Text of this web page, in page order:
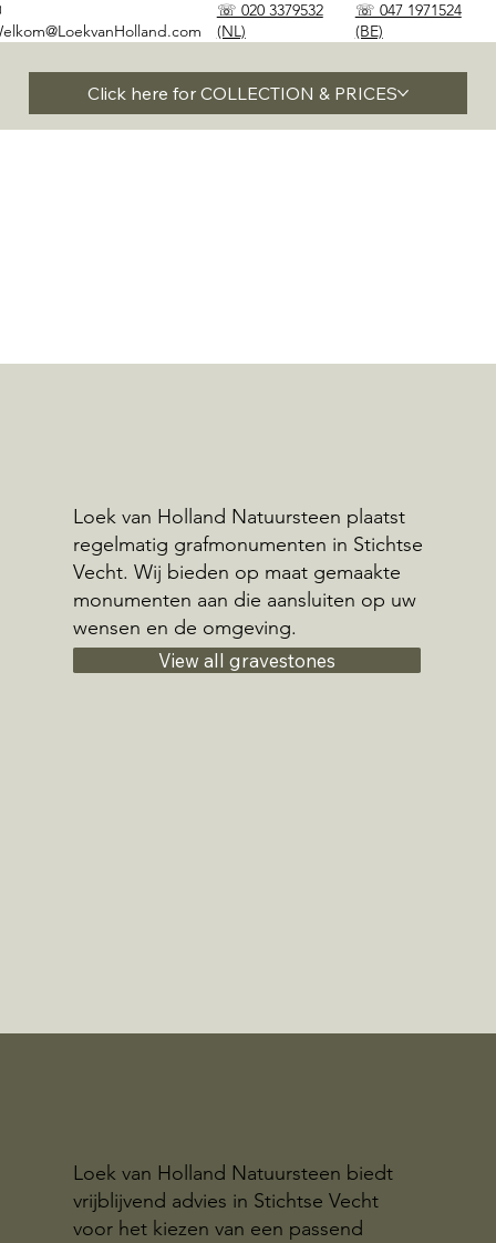
Click here for COLLECTION & PRICES
☏ 020 3379532
(NL)
☏ 047 1971524
(BE)
Loek van Holland Natuursteen plaatst
regelmatig grafmonumenten in Stichtse
Vecht. Wij bieden op maat gemaakte
monumenten aan die aansluiten op uw
wensen en de omgeving.
View all gravestones
Loek van Holland Natuursteen biedt
vrijblijvend advies in Stichtse Vecht
voor het kiezen van een passend